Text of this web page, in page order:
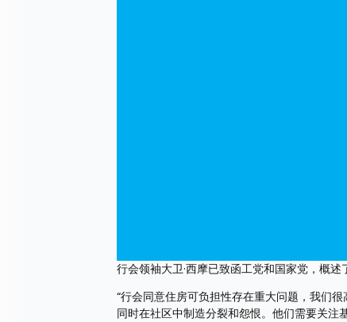
行会领袖大卫·西摩已致函工党和国家党，概
“行会同意住房可负担性存在重大问题，我们
同时在社区中制造分裂和怨恨。他们需要关注